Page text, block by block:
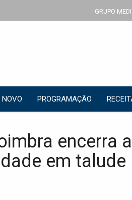
GRUPO
NOVO PROGRAMAÇÃO
encerra
em talude